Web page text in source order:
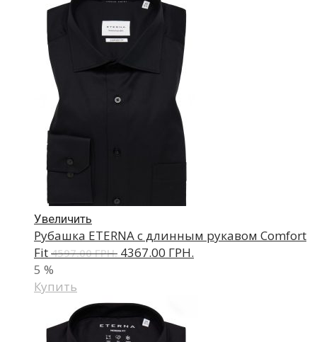
Увеличить
Рубашка ETERNA с длинным рукавом Comfort
Fit 4597.00 ГРН. 4367.00 ГРН.
5 %
Купить